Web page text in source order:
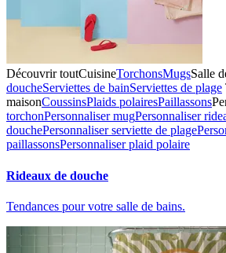
Découvrir toutCuisineTorchonsMugsSalle
doucheServiettes de bainServiettes de plage
maisonCoussinsPlaids polairesPaillassons
torchonPersonnaliser mugPersonnaliser
douchePersonnaliser serviette de plage
paillassonsPersonnaliser plaid polaire
Rideaux de douche
Tendances pour votre salle de bains.